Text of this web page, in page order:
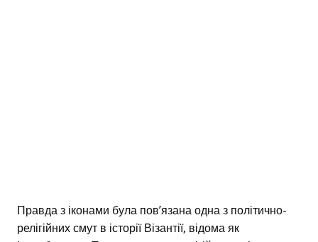
Правда з іконами була пов’язана одна з політично-
релігійних смут в історії Візантії, відома як